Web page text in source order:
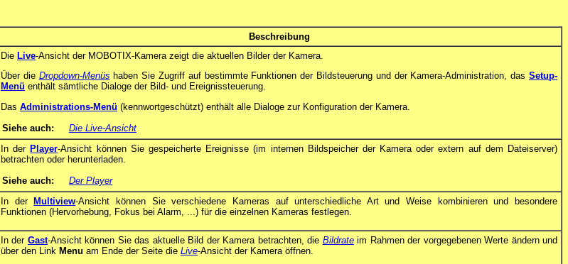
Beschreibung
Die Live-Ansicht der MOBOTIX-Kamera zeigt die aktuellen Bilder der Kamera.
Über die Dropdown-Menüs haben Sie Zugriff auf bestimmte Funktionen der Bildsteuerung und der Kamera-Administration, dasSetup-
Menü enthält sämtliche Dialoge der Bild- und Ereignissteuerung.
Das Administrations-Menü (kennwortgeschützt) enthält alle Dialoge zur Konfiguration der Kamera.
Siehe auch:
Die Live-Ansicht
In der Player-Ansicht können Sie gespeicherte Ereignisse (im internen Bildspeicher der Kamera oder extern auf dem Dateiserver)
betrachten oder herunterladen.
Siehe auch:
Der Player
In der Multiview-Ansicht können Sie verschiedene Kameras auf unterschiedliche Art und Weise kombinieren und besondere
Funktionen (Hervorhebung, Fokus bei Alarm, ...) für die einzelnen Kameras festlegen.
In der Gast-Ansicht können Sie das aktuelle Bild der Kamera betrachten, die Bildrateim Rahmen der vorgegebenen Werte ändern und
über den Link Menu am Ende der Seite die Live-Ansicht der Kamera öffnen.